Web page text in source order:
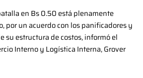
en Bs 0.50 está plenamente
por un acuerdo con los panificadores y
su estructura de costos, informó el
Interno y Logística Interna, Grover